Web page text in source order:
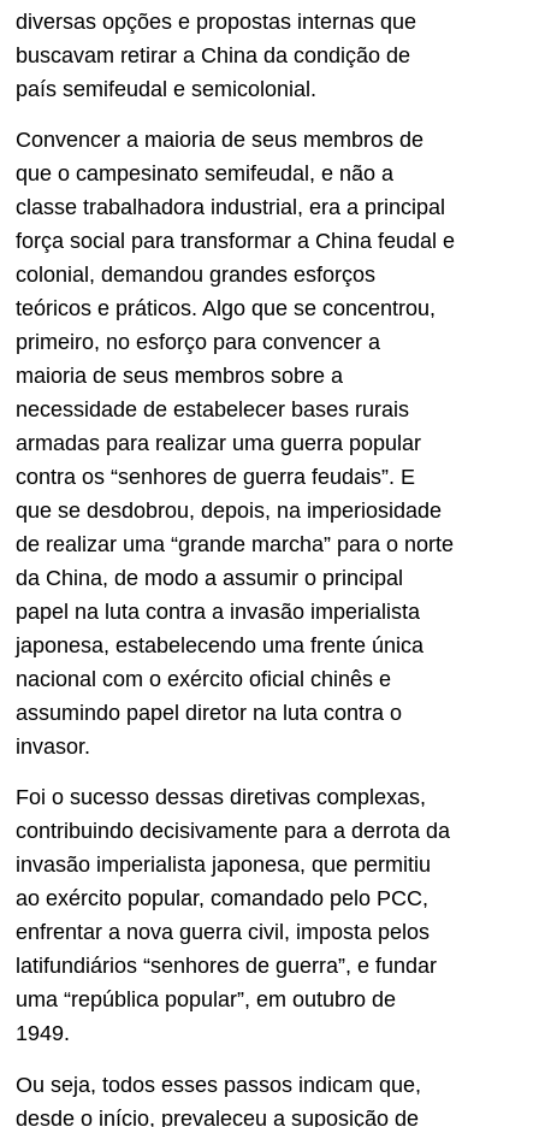
diversas opções e propostas internas que
buscavam retirar a China da condição de
país semifeudal e semicolonial.
Convencer a maioria de seus membros de
que o campesinato semifeudal, e não a
classe trabalhadora industrial, era a principal
força social para transformar a China feudal e
colonial, demandou grandes esforços
teóricos e práticos. Algo que se concentrou,
primeiro, no esforço para convencer a
maioria de seus membros sobre a
necessidade de estabelecer bases rurais
armadas para realizar uma guerra popular
contra os “senhores de guerra feudais”. E
que se desdobrou, depois, na imperiosidade
de realizar uma “grande marcha” para o norte
da China, de modo a assumir o principal
papel na luta contra a invasão imperialista
japonesa, estabelecendo uma frente única
nacional com o exército oficial chinês e
assumindo papel diretor na luta contra o
invasor.
Foi o sucesso dessas diretivas complexas,
contribuindo decisivamente para a derrota da
invasão imperialista japonesa, que permitiu
ao exército popular, comandado pelo PCC,
enfrentar a nova guerra civil, imposta pelos
latifundiários “senhores de guerra”, e fundar
uma “república popular”, em outubro de
1949.
Ou seja, todos esses passos indicam que,
desde o início, prevaleceu a suposição de